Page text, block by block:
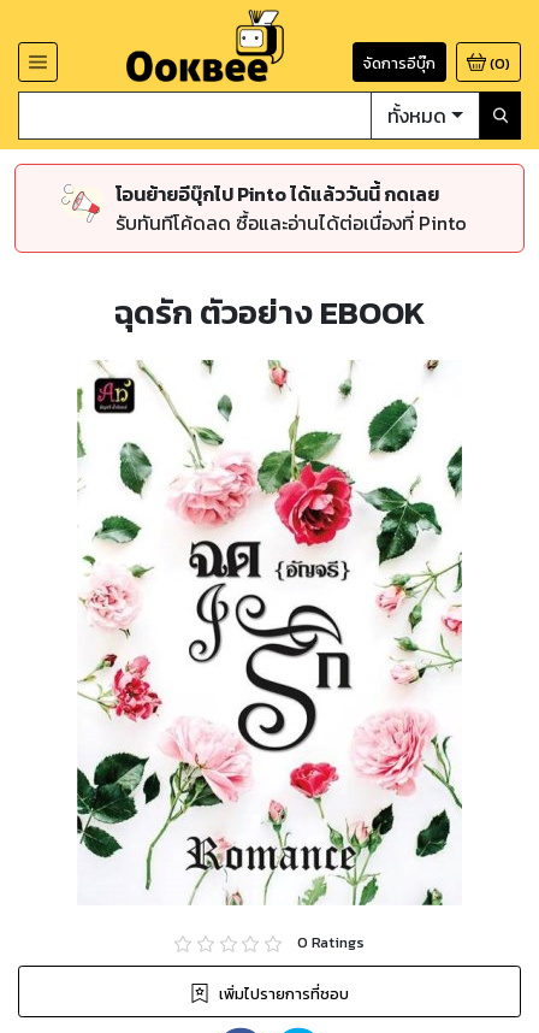
จัดการอีบุ๊ก (0)
ทั้งหมด
โอนย้ายอีบุ๊กไป Pinto ได้แล้ววันนี้ กดเลย
รับทันทีโค้ดลด ซื้อและอ่านได้ต่อเนื่องที่ Pinto
ฉุดรัก ตัวอย่าง EBOOK
0 Ratings
เพิ่มไปรายการที่ชอบ